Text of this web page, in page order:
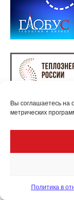
Вы соглашаетесь на
метрических
Политика в